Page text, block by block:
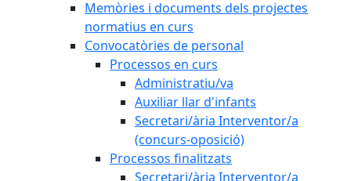
Memòries i documents dels projectes
normatius en curs
Convocatòries de personal
Processos en curs
Administratiu/va
Auxiliar llar d'infants
Secretari/ària Interventor/a
(concurs-oposició)
Processos finalitzats
Secretari/ària Interventor/a